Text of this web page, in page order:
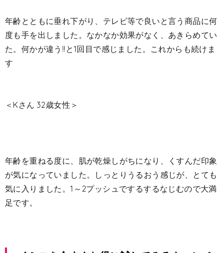
年齢とともに垂れ下がり、テレビ等で良いと言う商品に何
度も手を出しました。なかなか効果がなく、あきらめてい
た。何かが違う!!と1回目で感じました。これからも続けま
す
＜Kさん 32歳女性＞
年齢を重ねる度に、肌が乾燥しがちになり、くすんだ印象
が気になっていました。しっとりうるおう感じが、とても
気に入りました。1～2プッシュでするするなじむので大満
足です。